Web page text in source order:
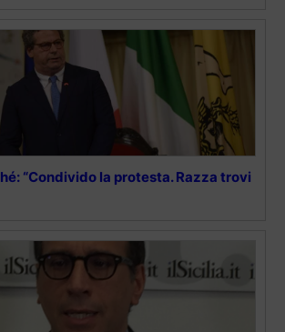
“Condivido la protesta. Razza trovi